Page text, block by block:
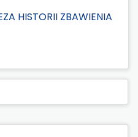
HISTORII ZBAWIENIA